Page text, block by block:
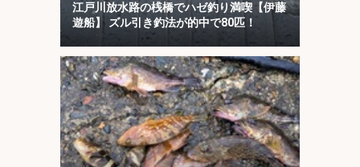
江戸川放水路の桟橋でハゼ釣り満喫【伊藤
遊船】 ズル引き釣法が的中で80匹！